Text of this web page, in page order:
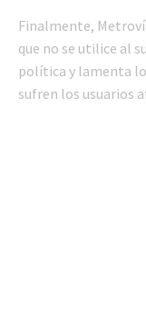
Finalmente,
que no se utilice al
política y lamenta
sufren los usuarios